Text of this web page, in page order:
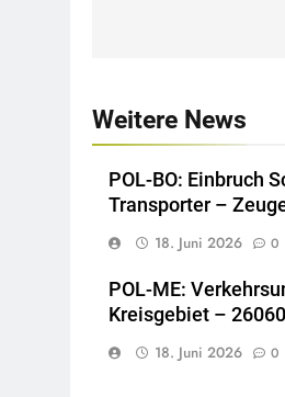
Weitere News
POL-BO: Einbruch
Transporter –
18. Juni 2026 0
POL-ME:
Kreisgebiet –
18. Juni 2026 0